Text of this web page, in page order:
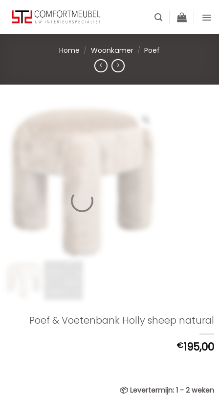
content
Home / Woonkamer / Poef
Poef & Voetenbank Holly sheep natural
€195,00
📦 Levertermijn: 1 - 2 weken